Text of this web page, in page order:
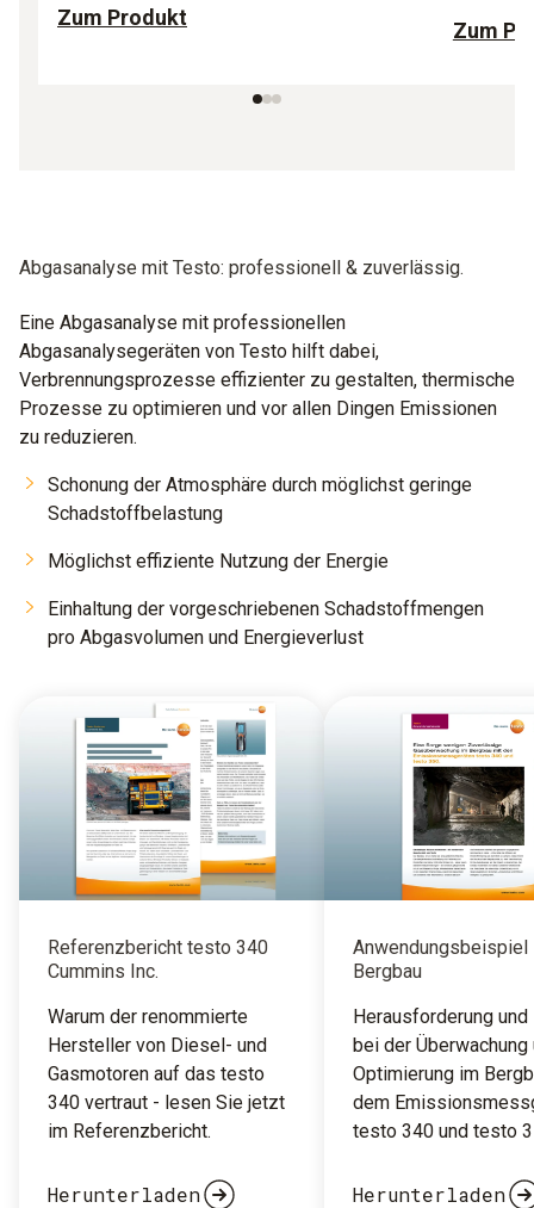
Zum Produkt
Zum
Abgasanalyse mit Testo: professionell & zuverlässig.
Eine Abgasanalyse mit professionellen
Abgasanalysegeräten von Testo hilft dabei,
Verbrennungsprozesse effizienter zu gestalten, thermische
Prozesse zu optimieren und vor allen Dingen Emissionen
zu reduzieren.
Schonung der Atmosphäre durch möglichst geringe
Schadstoffbelastung
Möglichst effiziente Nutzung der Energie
Einhaltung der vorgeschriebenen Schadstoffmengen
pro Abgasvolumen und Energieverlust
Referenzbericht testo 340
Cummins Inc.
Warum der renommierte
Hersteller von Diesel- und
Gasmotoren auf das testo
340 vertraut - lesen Sie jetzt
im Referenzbericht.
Herunterladen
Anwendungsbeispiel
Bergbau
Herausforderung und
bei der Überwachung
Optimierung im
dem
testo 340 und testo
Herunterladen